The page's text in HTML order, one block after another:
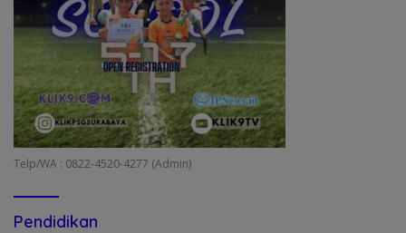
Telp/WA : 0822-4520-4277 (Admin)
Pendidikan